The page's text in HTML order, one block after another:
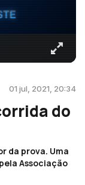
01 jul, 2021, 20:34
do
da prova. Uma
Associação